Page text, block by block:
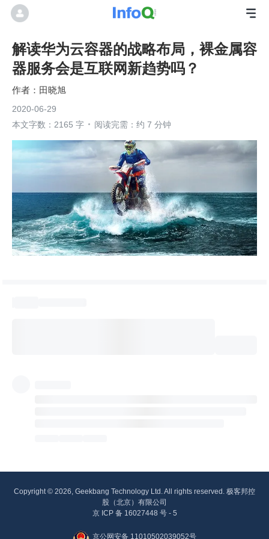
解读华为云容器的战略布局，裸金属容
器服务会是互联网新趋势吗？
田晓旭
2020-06-29
本文字数：2165 字
阅读完需：约 7 分钟
Copyright © 2026, Geekbang Technology Ltd. All rights reserved. 极客邦控
股（北京）有限公司
京 ICP 备 16027448 号 - 5
京公网安备 11010502039052号